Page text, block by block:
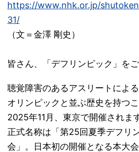
https://www.nhk.or.jp/
31/
（文＝金澤 剛史）
皆さん、「デフリンピック」を
聴覚障害のあるアスリートによる
オリンピックと並ぶ歴史を持つ
2025年11月、東京で開催されます
正式名称は「第25回夏季デフリ
会」。日本初の開催となる本大